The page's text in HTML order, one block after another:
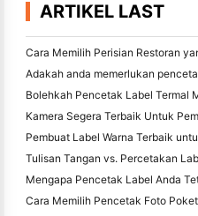
ARTIKEL LAST
Mengapa Pencetak Label Anda